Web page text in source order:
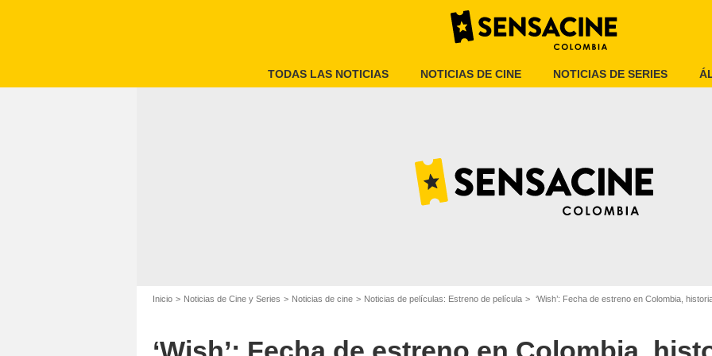
TODAS LAS NOTICIAS NOTICIAS DE CINE NOTICIAS DE SERIES
Inicio Noticias de Cine y Series Noticias de cine Noticias de películas: Estreno de película ‘Wish’: Fecha de estreno en Colombia,